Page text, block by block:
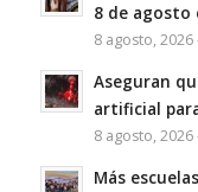
8 de agosto
8 agosto, 2026
Aseguran
artificial
8 agosto, 2026
Más